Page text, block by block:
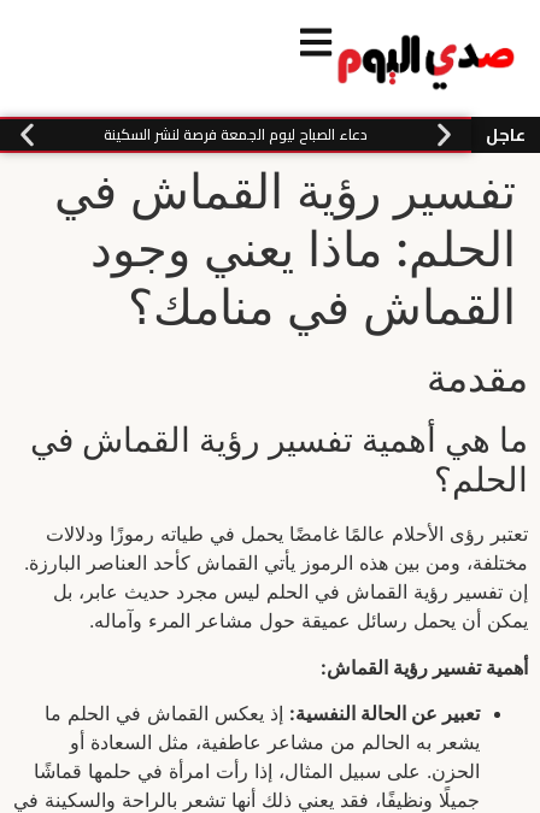
عاجل دعاء الصباح ليوم الجمعة فرصة لنشر السكينة
تفسير رؤية القماش في
الحلم: ماذا يعني وجود
القماش في منامك؟
مقدمة
ما هي أهمية تفسير رؤية القماش في
الحلم؟
تعتبر رؤى الأحلام عالمًا غامضًا يحمل في طياته رموزًا ودلالات
مختلفة، ومن بين هذه الرموز يأتي القماش كأحد العناصر البارزة.
إن تفسير رؤية القماش في الحلم ليس مجرد حديث عابر، بل
يمكن أن يحمل رسائل عميقة حول مشاعر المرء وآماله.
أهمية تفسير رؤية القماش:
تعبير عن الحالة النفسية: إذ يعكس القماش في الحلم ما
يشعر به الحالم من مشاعر عاطفية، مثل السعادة أو
الحزن. على سبيل المثال، إذا رأت امرأة في حلمها قماشًا
جميلًا ونظيفًا، فقد يعني ذلك أنها تشعر بالراحة والسكينة في